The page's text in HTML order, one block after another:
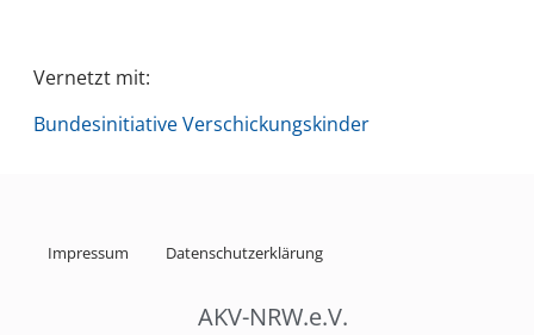
Vernetzt mit:
Bundesinitiative Verschickungskinder
Impressum Datenschutzerklärung
AKV-NRW.e.V.